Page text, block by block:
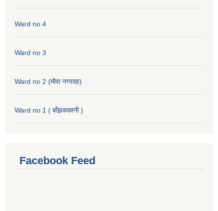
Ward no 4
Ward no 3
Ward no 2 (मौवा नगरदह)
Ward no 1 ( बाँझककानी )
Facebook Feed